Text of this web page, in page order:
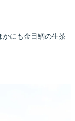
かにも金目鯛の生茶